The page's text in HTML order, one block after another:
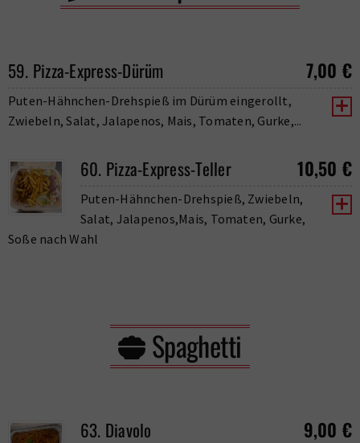
59. Pizza-Express-Dürüm 7,00 €
Puten-Hähnchen-Drehspieß im Dürüm eingerollt,
Zwiebeln, Salat, Jalapenos, Mais, Tomaten, Gurke,...
60. Pizza-Express-Teller 10,50 €
Puten-Hähnchen-Drehspieß, Zwiebeln,
Salat, Jalapenos,Mais, Tomaten, Gurke,
Soße nach Wahl
Spaghetti
63. Diavolo 9,00 €